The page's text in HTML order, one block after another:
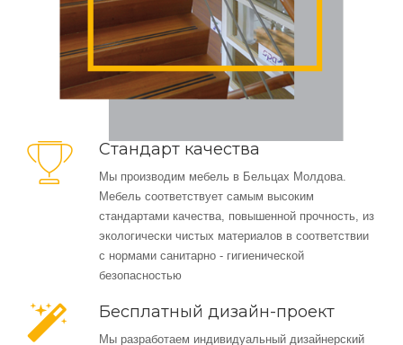
Стандарт качества
Мы производим мебель в Бельцах Молдова.
Мебель соответствует самым высоким
стандартами качества, повышенной прочность, из
экологически чистых материалов в соответствии
с нормами санитарно - гигиенической
безопасностью
Бесплатный дизайн-проект
Мы разработаем индивидуальный дизайнерский